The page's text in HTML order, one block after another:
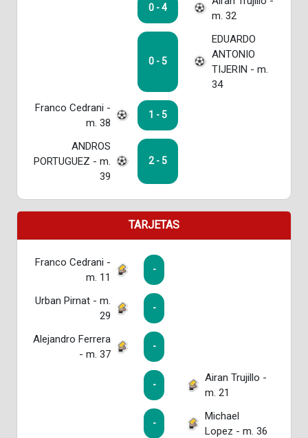
0 - 4
m. 32
0 - 5
EDUARDO
ANTONIO
TIJERIN - m.
34
Franco Cedrani -
m. 38
1 - 5
ANDROS
PORTUGUEZ - m.
39
2 - 5
TARJETAS
Franco Cedrani -
m. 11
-
Urban Pirnat - m.
29
-
Alejandro Ferrera
- m. 37
-
-
Airan Trujillo -
m. 21
-
Michael
Lopez - m. 36